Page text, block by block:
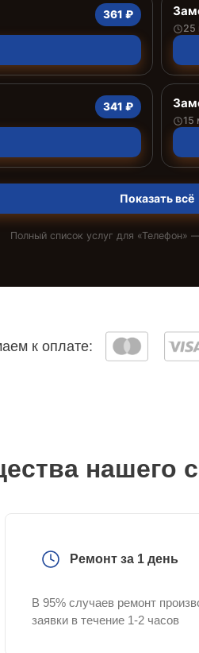
361 ₽
25
341 ₽
15
Показать всё
Полный список услуг для «Телефон» —
к оплате:
нашего
Ремонт за 1 день
В 95% случаев ремонт
заявки в течение 1-2 часов